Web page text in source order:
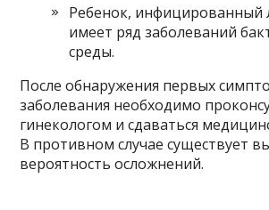
Ребенок, инфицированный
имеет ряд заболеваний
среды.
После обнаружения первых
заболевания необходимо
гинекологом и сдаваться
В противном случае существует
вероятность осложнений.